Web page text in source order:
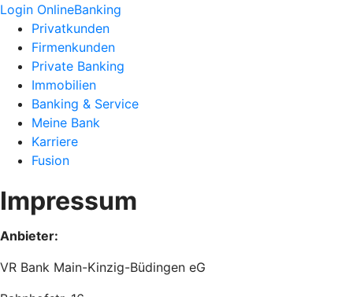
Login OnlineBanking
Privatkunden
Firmenkunden
Private Banking
Immobilien
Banking & Service
Meine Bank
Karriere
Fusion
Impressum
Anbieter:
VR Bank Main-Kinzig-Büdingen eG